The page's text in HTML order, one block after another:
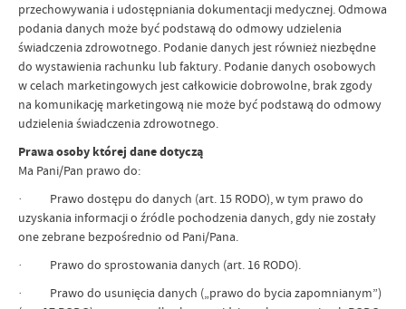
przechowywania i udostępniania dokumentacji medycznej. Odmowa
podania danych może być podstawą do odmowy udzielenia
świadczenia zdrowotnego. Podanie danych jest również niezbędne
do wystawienia rachunku lub faktury. Podanie danych osobowych
w celach marketingowych jest całkowicie dobrowolne, brak zgody
na komunikację marketingową nie może być podstawą do odmowy
udzielenia świadczenia zdrowotnego.
Prawa osoby której dane dotyczą
Ma Pani/Pan prawo do:
· Prawo dostępu do danych (art. 15 RODO), w tym prawo do
uzyskania informacji o źródle pochodzenia danych, gdy nie zostały
one zebrane bezpośrednio od Pani/Pana.
· Prawo do sprostowania danych (art. 16 RODO).
· Prawo do usunięcia danych („prawo do bycia zapomnianym”)